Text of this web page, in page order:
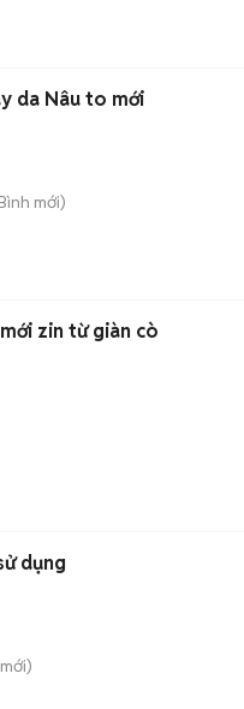
da Nâu to mới
mới)
zin từ giàn cò
dụng
mới)